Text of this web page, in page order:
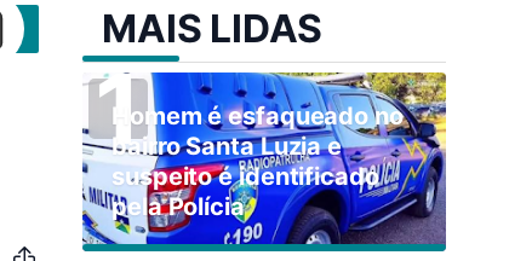
MAIS LIDAS
Homem é esfaqueado no
bairro Santa Luzia e
suspeito é identificado
pela Polícia